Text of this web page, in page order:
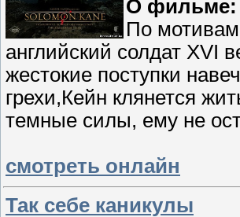
О фильме:
По
английский солдат XVI
жестокие поступки
грехи,Кейн клянется
темные силы, ему не
смотреть онлайн
Так себе каникулы